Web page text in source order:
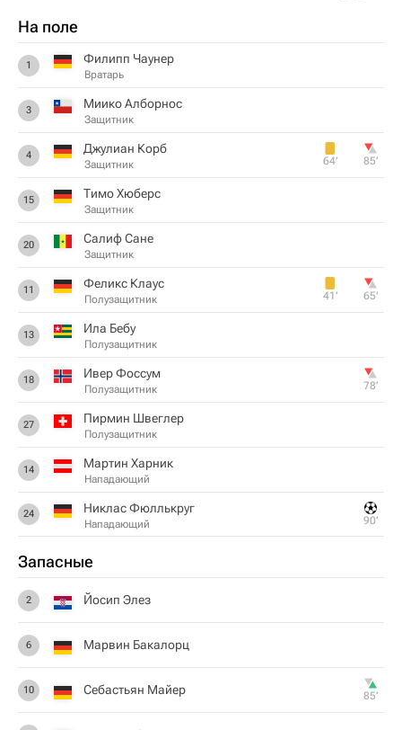
На поле
1 Филипп Чаунер
Вратарь
3 Миико Алборнос
Защитник
4 Джулиан Корб
Защитник 64‎’‎ 85‎’‎
15 Тимо Хюберс
Защитник
20 Салиф Сане
Защитник
11 Феликс Клаус
Полузащитник 41‎’‎ 65‎’‎
13 Ила Бебу
Полузащитник
18 Ивер Фоссум
Полузащитник 78‎’‎
27 Пирмин Швеглер
Полузащитник
14 Мартин Харник
Нападающий
24 Никлас Фюллькруг
Нападающий 90‎’‎
Запасные
2 Йосип Элез
6 Марвин Бакалорц
10 Себастьян Майер 85‎’‎